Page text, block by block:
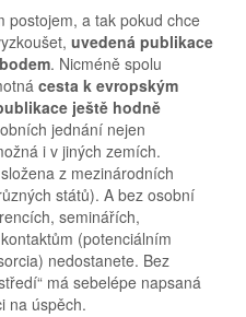
postojem, a tak pokud chce
uvedená publikace
. Nicméně spolu
cesta k evropským
ještě hodně
jednání nejen
i v jiných zemích.
z mezinárodních
států). A bez osobní
seminářích,
(potenciálním
nedostanete. Bez
má sebelépe napsaná
na úspěch.